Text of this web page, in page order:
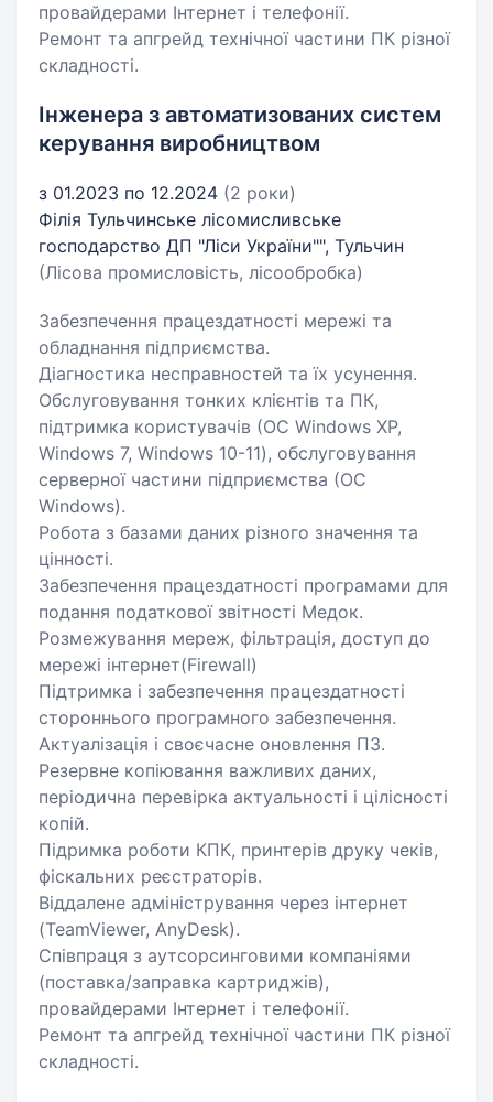
провайдерами Інтернет і телефонії.
Ремонт та апгрейд технічної частини ПК різної
складності.
Інженера з автоматизованих систем
керування виробництвом
з 01.2023 по 12.2024 (2 роки)
Філія Тульчинське лісомисливське
господарство ДП "Ліси України"", Тульчин
(Лісова промисловість, лісообробка)
Забезпечення працездатності мережі та
обладнання підприємства.
Діагностика несправностей та їх усунення.
Обслуговування тонких клієнтів та ПК,
підтримка користувачів (ОС Windows XP,
Windows 7, Windows 10-11), обслуговування
серверної частини підприємства (ОС
Windows).
Робота з базами даних різного значення та
цінності.
Забезпечення працездатності програмами для
подання податкової звітності Медок.
Розмежування мереж, фільтрація, доступ до
мережі інтернет(Firewall)
Підтримка і забезпечення працездатності
стороннього програмного забезпечення.
Актуалізація і своєчасне оновлення ПЗ.
Резервне копіювання важливих даних,
періодична перевірка актуальності і цілісності
копій.
Підримка роботи КПК, принтерів друку чеків,
фіскальних реєстраторів.
Віддалене адміністрування через інтернет
(TeamViewer, AnyDesk).
Співпраця з аутсорсинговими компаніями
(поставка/заправка картриджів),
провайдерами Інтернет і телефонії.
Ремонт та апгрейд технічної частини ПК різної
складності.